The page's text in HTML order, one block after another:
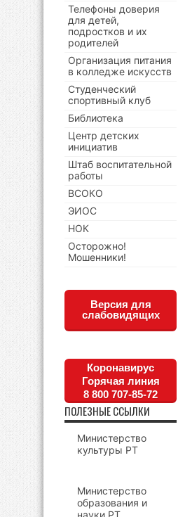
Телефоны доверия
для детей,
подростков и их
родителей
Организация питания
в колледже искусств
Студенческий
спортивный клуб
Библиотека
Центр детских
инициатив
Штаб воспитательной
работы
ВСОКО
ЭИОС
НОК
Осторожно!
Мошенники!
Версия для
слабовидящих
Коронавирус
Горячая линия
8 800 707-85-72
ПОЛЕЗНЫЕ ССЫЛКИ
Министерство
культуры РТ
Министерство
образования и
науки РТ